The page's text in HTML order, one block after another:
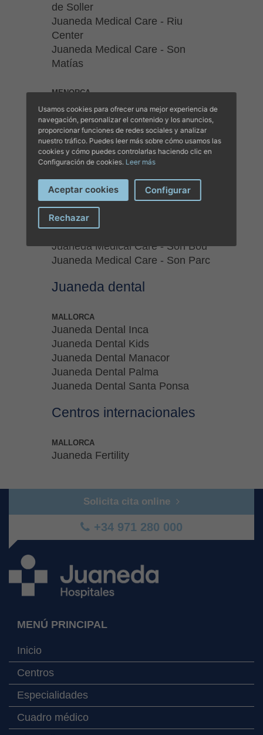
de Soller
Juaneda Medical Care - Riu
Center
Juaneda Medical Care - Son
Matías
MENORCA
Juaneda Medical Care - Arenal
D'En Castell
Juaneda Medical Care - Cala En
Bosch
Juaneda Medical Care - Cala En
Juaneda Medical Care - Cala En
Porter
Juaneda Medical Care - Cala
Galdana
Juaneda Medical Care - Son Bou
Juaneda Medical Care - Son Parc
Juaneda dental
MALLORCA
Juaneda Dental Inca
Juaneda Dental Kids
Juaneda Dental Manacor
Juaneda Dental Palma
Juaneda Dental Santa Ponsa
Centros internacionales
MALLORCA
Juaneda Fertility
Solicita cita online
+34 971 280 000
MENÚ PRINCIPAL
Inicio
Centros
Especialidades
Cuadro médico
Usamos cookies para ofrecer una mejor experiencia de
navegación, personalizar el contenido y los anuncios,
proporcionar funciones de redes sociales y analizar
nuestro tráfico. Puedes leer más sobre cómo usamos las
cookies y cómo puedes controlarlas haciendo clic en
Configuración de cookies. Leer más
Aceptar cookies Configurar
Rechazar